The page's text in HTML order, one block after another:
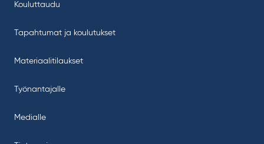
Kouluttaudu
Tapahtumat ja koulutukset
Materiaalitilaukset
Työnantajalle
Medialle